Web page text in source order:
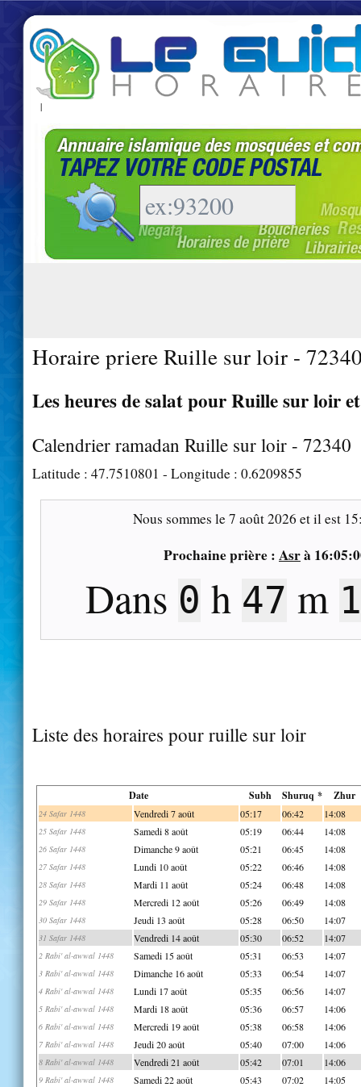
|
Horaire priere Ruille sur loir -
Les heures de salat pour Ruille sur loir
Calendrier ramadan Ruille sur loir - 72340
Latitude : 47.7510801 - Longitude : 0.6209855
Nous sommes le7 août 2026 et il est
Prochaine prière : Asrà
Dans 0 h 47 m
Liste des horaires pour ruille sur loir
Date Subh Shuruq * Zhur
24 Safar 1448 Vendredi 7 août 05:17 06:42 14:08
25 Safar 1448 Samedi 8 août 05:19 06:44 14:08
26 Safar 1448 Dimanche 9 août 05:21 06:45 14:08
27 Safar 1448 Lundi 10 août 05:22 06:46 14:08
28 Safar 1448 Mardi 11 août 05:24 06:48 14:08
29 Safar 1448 Mercredi 12 août 05:26 06:49 14:08
30 Safar 1448 Jeudi 13 août 05:28 06:50 14:07
31 Safar 1448 Vendredi 14 août 05:30 06:52 14:07
2 Rabi' al-awwal 1448 Samedi 15 août 05:31 06:53 14:07
3 Rabi' al-awwal 1448 Dimanche 16 août 05:33 06:54 14:07
4 Rabi' al-awwal 1448 Lundi 17 août 05:35 06:56 14:07
5 Rabi' al-awwal 1448 Mardi 18 août 05:36 06:57 14:06
6 Rabi' al-awwal 1448 Mercredi 19 août 05:38 06:58 14:06
7 Rabi' al-awwal 1448 Jeudi 20 août 05:40 07:00 14:06
8 Rabi' al-awwal 1448 Vendredi 21 août 05:42 07:01 14:06
9 Rabi' al-awwal 1448 Samedi 22 août 05:43 07:02 14:05